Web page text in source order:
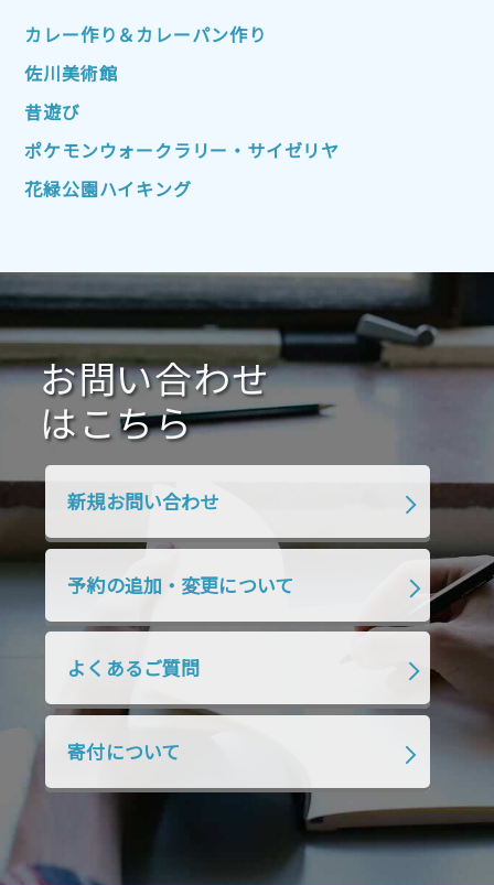
2022年10月 2022年9月
2022年7月
2022年4月
2022年1月 2021年12月 2021年11月
2021年10月 2021年9月
2021年1月 2020年12月 2020年11月
2020年10月 2020年9月 2020年8月
2020年7月 2020年6月 2020年5月
2020年4月 2020年3月 2020年2月
2019年10月 2019年9月
2019年4月
2018年7月 2018年6月
2018年4月 2018年3月 2018年2月
2018年1月 2017年12月
2017年10月 2017年9月 2017年8月
2017年5月
2017年4月
カレー作り＆カレーパン作り
佐川美術館
昔遊び
ポケモンウォークラリー・サイゼリヤ
花緑公園ハイキング
お問い合わせ
はこちら
新規お問い合わせ
予約の追加・変更について
よくあるご質問
寄付について